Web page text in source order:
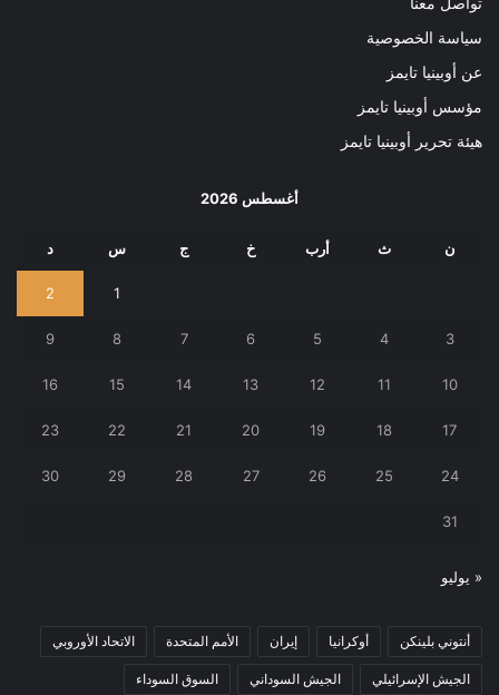
سياسة الخصوصية
عن أوبينيا تايمز
مؤسس أوبينيا تايمز
هيئة تحرير أوبينيا تايمز
أغسطس 2026
ن ث أرب خ ج س د
1
2
3
4
5
6
7
8
9
10
11
12
13
14
15
16
17
18
19
20
21
22
23
24
25
26
27
28
29
30
31
« يوليو
أنتوني بلينكن أوكرانيا إيران الأمم المتحدة الاتحاد الأوروبي
الجيش الإسرائيلي الجيش السوداني السوق السوداء